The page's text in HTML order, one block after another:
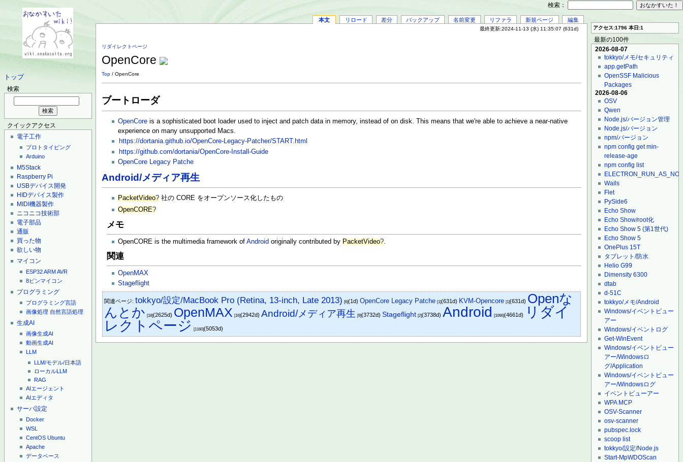
トップ
検索
クイックアクセス
電子工作
プロトタイピング
Arduino
M5Stack
Raspberry Pi
USBデバイス開発
HIDデバイス製作
MIDI機器製作
ニコニコ技術部
電子部品
通販
買った物
欲しい物
マイコン
ESP32ARMAVR
8ピンマイコン
プログラミング
プログラミング言語
画像処理 自然言語処理
生成AI
画像生成AI
動画生成AI
LLM
LLM/モデル/日本語
ローカルLLM
RAG
AIエージェント
AIエディタ
サーバ設定
Docker
WSL
CentOS Ubuntu
Apache
データベース
本文 リロード 差分 バックアップ 名前変更 リファラ 新規ページ 編集
最終更新:2024-11-13 (水) 11:35:07 (631d)
リダイレクトページ
OpenCore
Top / OpenCore
ブートローダ
OpenCore is a sophisticated boot loader used to inject and patch data in memory, instead of on disk. This means that we're able to achieve a near-native
experience on many unsupported Macs.
https://dortania.github.io/OpenCore-Legacy-Patcher/START.html
https://github.com/dortania/OpenCore-Install-Guide
OpenCore Legacy Patche
Android/メディア再生
PacketVideo? 社の CORE をオープンソース化したもの
OpenCORE?
メモ
OpenCORE is the multimedia framework ofAndroid originally contributed by PacketVideo?
関連
OpenMAX
Stageflight
関連ページ: tokkyo/設定/MacBook Pro (Retina, 13-inch, Late 2013) [6](1d)OpenCore Legacy Patche [1](631d) KVM-Opencore [1](631d) Openな
んとか [18](2625d) OpenMAX [16](2942d)Android/メディア再生 [9](3732d)Stageflight [2](3738d)Android [1066](4661d)
リダイ
レクトページ
[1160](5053d)
アクセス:1796 本日:1
最新の100件
2026-08-07
tokkyo/メモ/セキュリティ
app.getPath
OpenSSF Malicious
Packages
2026-08-06
OSV
Qwen
Node.js/バージョン管理
Node.js/バージョン
npm/バージョン
npm config get min-
release-age
npm config list
Wails
Flet
PySide6
Echo Show
Echo Show/root化
Echo Show 5 (第1世代)
Echo Show 5
OnePlus 15T
タブレット/防水
Helio G99
Dimensity 6300
dtab
d-51C
tokkyo/メモ/Android
Windows/イベントビュー
アー
Windows/イベントログ
Get-WinEvent
Windows/イベントビュー
アー/Windowsロ
グ/Application
Windows/イベントビュー
アー/Windowsログ
イベントビューアー
WPA MCP
OSV-Scanner
osv-scanner
pubspec.lock
scoop list
tokkyo/設定/Node.js
Start-MpWDOScan
検索：